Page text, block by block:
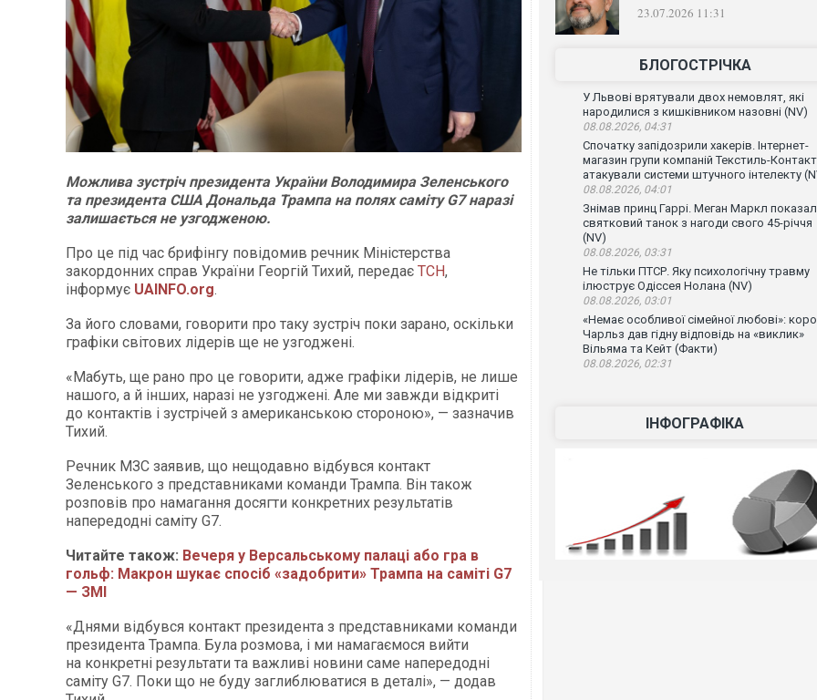
Можлива зустріч президента України Володимира Зеленського
та президента США Дональда Трампа на полях саміту G7 наразі
залишається не узгодженою.
Про це під час брифінгу повідомив речник Міністерства
закордонних справ України Георгій Тихий, передає ТСН,
інформує UAINFO.org.
За його словами, говорити про таку зустріч поки зарано, оскільки
графіки світових лідерів ще не узгоджені.
«Мабуть, ще рано про це говорити, адже графіки лідерів, не лише
нашого, а й інших, наразі не узгоджені. Але ми завжди відкриті
до контактів і зустрічей з американською стороною», — зазначив
Тихий.
Речник МЗС заявив, що нещодавно відбувся контакт
Зеленського з представниками команди Трампа. Він також
розповів про намагання досягти конкретних результатів
напередодні саміту G7.
Читайте також: Вечеря у Версальському палаці або гра в
гольф: Макрон шукає спосіб «задобрити» Трампа на саміті G7
— ЗМІ
«Днями відбувся контакт президента з представниками команди
президента Трампа. Була розмова, і ми намагаємося вийти
на конкретні результати та важливі новини саме напередодні
саміту G7. Поки що не буду заглиблюватися в деталі», — додав
23.07.2026 11:31
БЛОГОСТРІЧКА
У Львові врятували двох немовлят, які
народилися з кишківником назовні (NV)
08.08.2026, 04:31
Спочатку запідозрили хакерів. Інтернет-
магазин групи компаній Текстиль-Контакт
атакували системи штучного інтелекту
08.08.2026, 04:01
Знімав принц Гаррі. Меган Маркл
святковий танок з нагоди свого 45-річчя
(NV)
08.08.2026, 03:31
Не тільки ПТСР. Яку психологічну травму
ілюструє Одіссея Нолана (NV)
08.08.2026, 03:01
«Немає особливої сімейної любові»:
Чарльз дав гідну відповідь на «виклик»
Вільяма та Кейт (Факти)
08.08.2026, 02:31
ІНФОГРАФІКА